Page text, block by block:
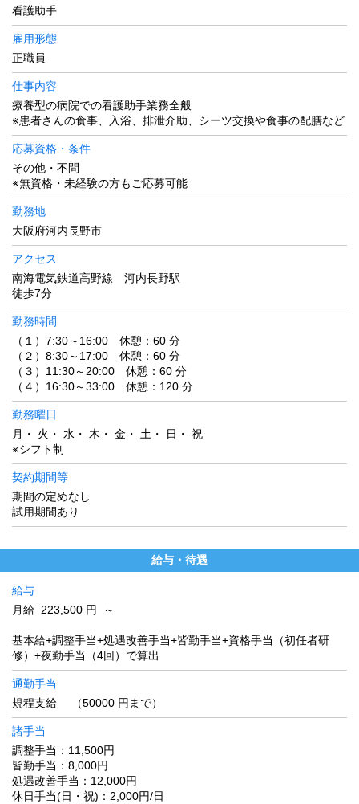
看護助手
雇用形態
正職員
仕事内容
療養型の病院での看護助手業務全般
※患者さんの食事、入浴、排泄介助、シーツ交換や食事の配膳など
応募資格・条件
その他・不問
※無資格・未経験の方もご応募可能
勤務地
大阪府河内長野市
アクセス
南海電気鉄道高野線 河内長野駅
徒歩7分
勤務時間
（１）7:30～16:00 休憩：60 分
（２）8:30～17:00 休憩：60 分
（３）11:30～20:00 休憩：60 分
（４）16:30～33:00 休憩：120 分
勤務曜日
月・ 火・ 水・ 木・ 金・ 土・ 日・ 祝
※シフト制
契約期間等
期間の定めなし
試用期間あり
給与・待遇
給与
月給 223,500 円 ～
基本給+調整手当+処遇改善手当+皆勤手当+資格手当（初任者研
修）+夜勤手当（4回）で算出
通勤手当
規程支給 （50000 円まで）
諸手当
調整手当：11,500円
皆勤手当：8,000円
処遇改善手当：12,000円
休日手当(日・祝)：2,000円/日